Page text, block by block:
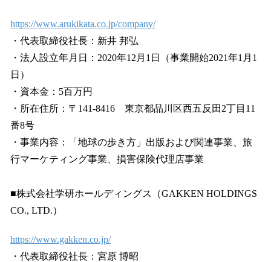
https://www.arukikata.co.jp/company/
・代表取締役社長：新井 邦弘
・法人設立年月日：2020年12月1日（事業開始2021年1月1
日）
・資本金：5百万円
・所在住所：〒141-8416 東京都品川区西五反田2丁目11
番8号
・事業内容：「地球の歩き方」出版および関連事業、旅
行マーケティング事業、損害保険代理店事業
■株式会社学研ホールディングス（GAKKEN HOLDINGS
CO., LTD.）
https://www.gakken.co.jp/
・代表取締役社長：宮原 博昭